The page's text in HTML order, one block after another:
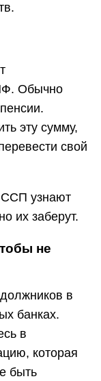
Обычно
эту сумму,
свой
узнают
их заберут.
не
в
банках.
в
которая
быть